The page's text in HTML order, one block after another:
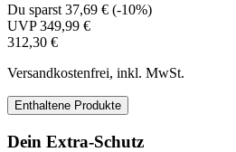
Du sparst 37,69 € (-10%)
UVP349,99 €
312,30 €
Versandkostenfrei, inkl. MwSt.
Enthaltene Produkte
Dein Extra-Schutz